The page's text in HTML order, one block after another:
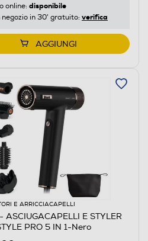
online: disponibile
negozio in 30' gratuito: verifica
AGGIUNGI
E ARRICCIACAPELLI
ASCIUGACAPELLI E STYLER
PRO 5 IN 1-Nero